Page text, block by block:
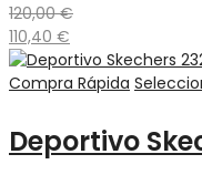
120,00€
110,40 €
Compra Rápida
Deportivo